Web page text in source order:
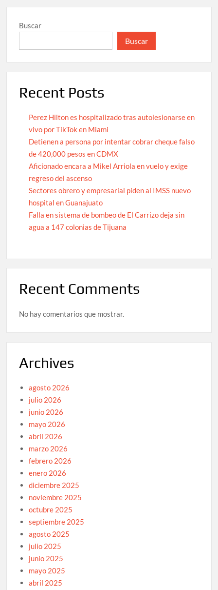
Buscar
Buscar
Recent Posts
Perez Hilton es hospitalizado tras autolesionarse en
vivo por TikTok en Miami
Detienen a persona por intentar cobrar cheque falso
de 420,000 pesos en CDMX
Aficionado encara a Mikel Arriola en vuelo y exige
regreso del ascenso
Sectores obrero y empresarial piden al IMSS nuevo
hospital en Guanajuato
Falla en sistema de bombeo de El Carrizo deja sin
agua a 147 colonias de Tijuana
Recent Comments
No hay comentarios que mostrar.
Archives
agosto 2026
julio 2026
junio 2026
mayo 2026
abril 2026
marzo 2026
febrero 2026
enero 2026
diciembre 2025
noviembre 2025
octubre 2025
septiembre 2025
agosto 2025
julio 2025
junio 2025
mayo 2025
abril 2025